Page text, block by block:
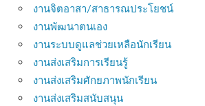
งานจิตอาสา/สาธารณประโยชน์
งานพัฒนาตนเอง
งานระบบดูแลช่วยเหลือนักเรียน
งานส่งเสริมการเรียนรู้
งานส่งเสริมศักยภาพนักเรียน
งานส่งเสริมสนับสนุน